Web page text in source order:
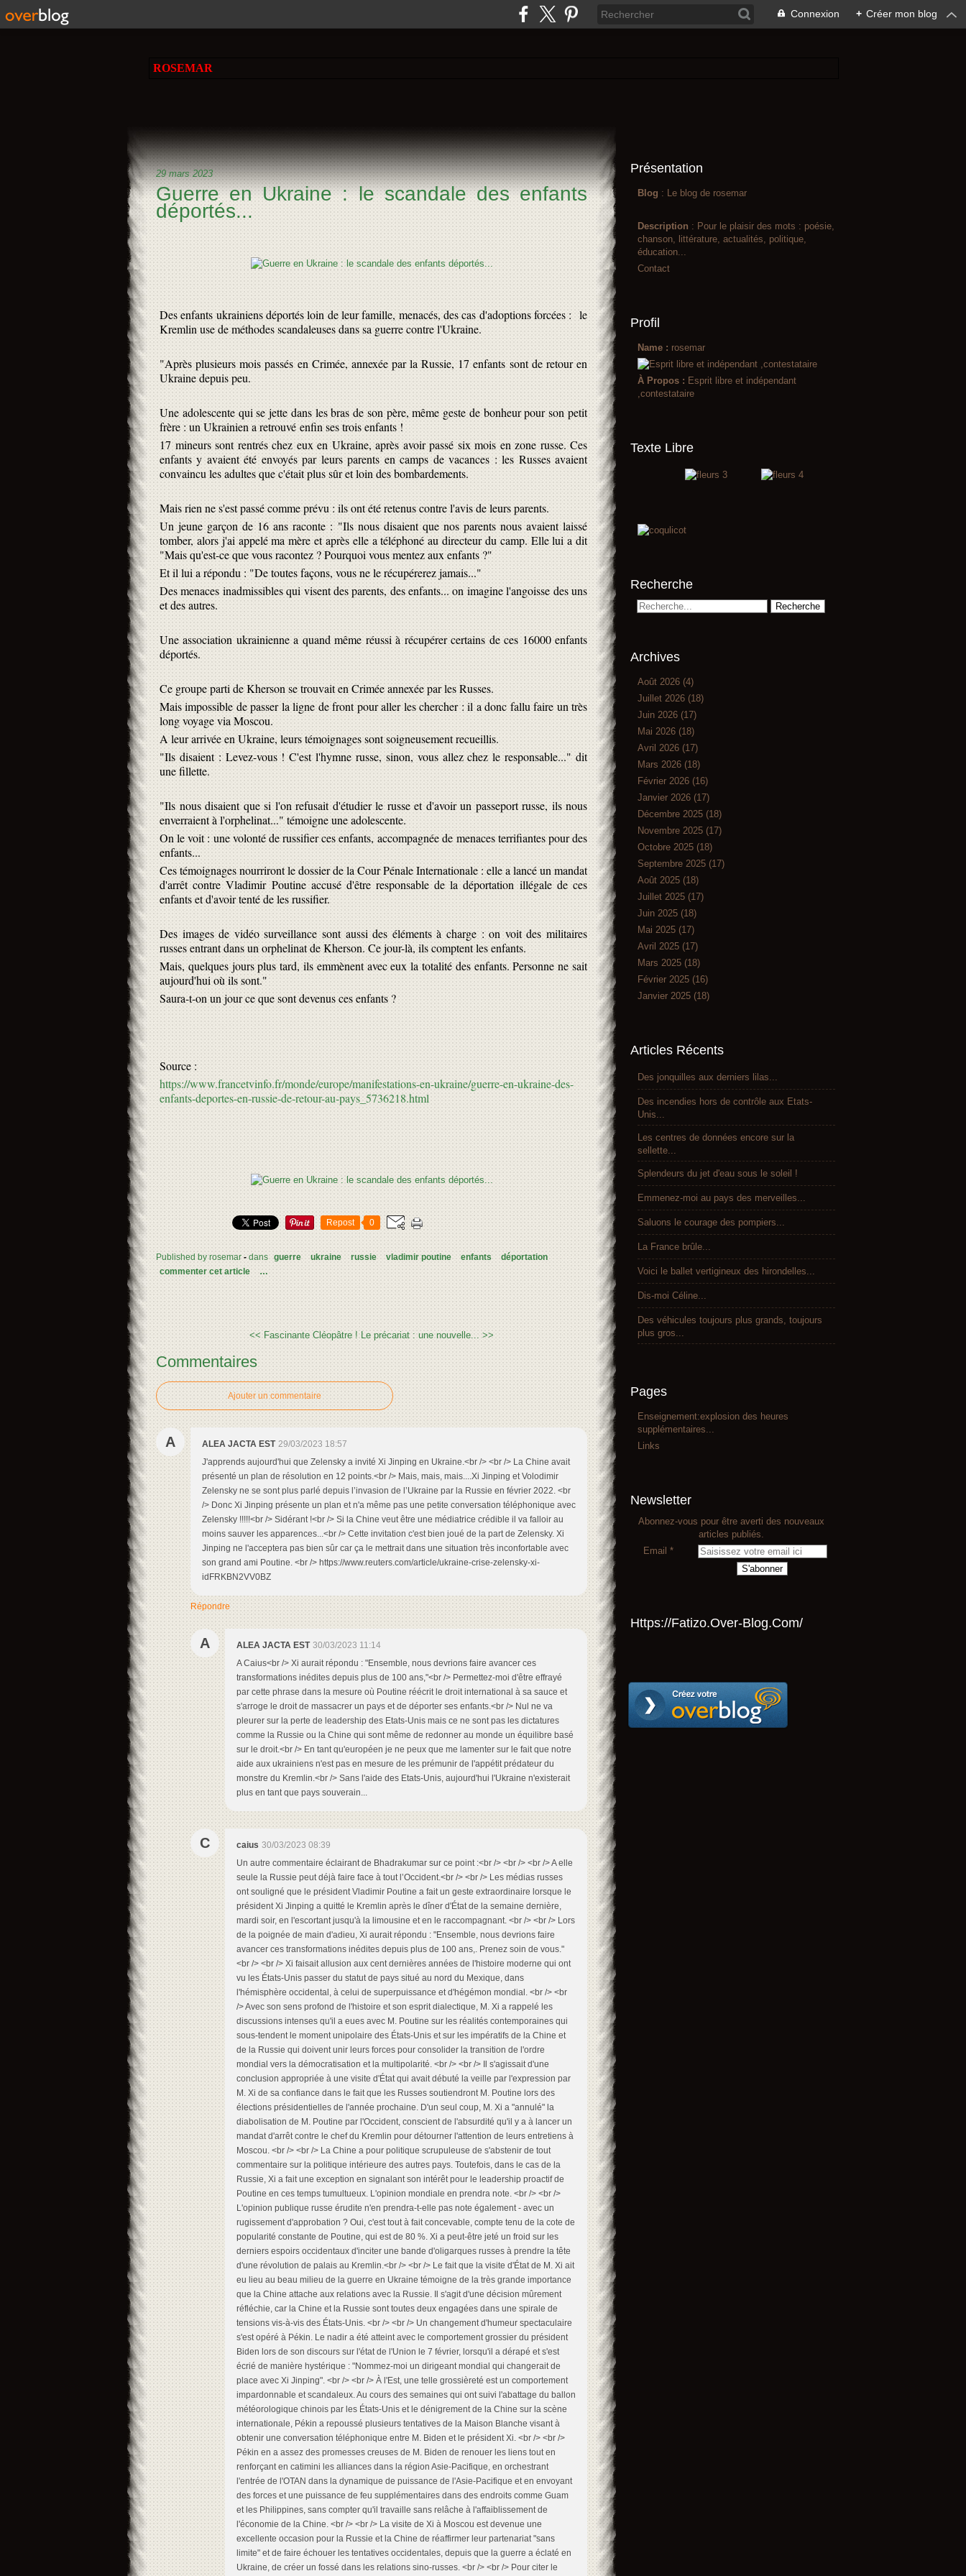
Connexion + Créer mon blog
ROSEMAR
29 mars 2023
Guerre en Ukraine : le scandale des enfants
déportés...
Des enfants ukrainiens déportés loin de leur famille, menacés, des cas d'adoptions forcées : le
Kremlin use de méthodes scandaleuses dans sa guerre contre l'Ukraine.
"Après plusieurs mois passés en Crimée, annexée par la Russie, 17 enfants sont de retour en
Ukraine depuis peu.
Une adolescente qui se jette dans les bras de son père, même geste de bonheur pour son petit
frère : un Ukrainien a retrouvé enfin ses trois enfants !
17 mineurs sont rentrés chez eux en Ukraine, après avoir passé six mois en zone russe. Ces
enfants y avaient été envoyés par leurs parents en camps de vacances : les Russes avaient
convaincu les adultes que c'était plus sûr et loin des bombardements.
Mais rien ne s'est passé comme prévu : ils ont été retenus contre l'avis de leurs parents.
Un jeune garçon de 16 ans raconte : "Ils nous disaient que nos parents nous avaient laissé
tomber, alors j'ai appelé ma mère et après elle a téléphoné au directeur du camp. Elle lui a dit
"Mais qu'est-ce que vous racontez ? Pourquoi vous mentez aux enfants ?"
Et il lui a répondu : "De toutes façons, vous ne le récupérerez jamais..."
Des menaces inadmissibles qui visent des parents, des enfants... on imagine l'angoisse des uns
et des autres.
Une association ukrainienne a quand même réussi à récupérer certains de ces 16000 enfants
déportés.
Ce groupe parti de Kherson se trouvait en Crimée annexée par les Russes.
Mais impossible de passer la ligne de front pour aller les chercher : il a donc fallu faire un très
long voyage via Moscou.
A leur arrivée en Ukraine, leurs témoignages sont soigneusement recueillis.
"Ils disaient : Levez-vous ! C'est l'hymne russe, sinon, vous allez chez le responsable..." dit
une fillette.
"Ils nous disaient que si l'on refusait d'étudier le russe et d'avoir un passeport russe, ils nous
enverraient à l'orphelinat..." témoigne une adolescente.
On le voit : une volonté de russifier ces enfants, accompagnée de menaces terrifiantes pour des
enfants...
Ces témoignages nourriront le dossier de la Cour Pénale Internationale : elle a lancé un mandat
d'arrêt contre Vladimir Poutine accusé d'être responsable de la déportation illégale de ces
enfants et d'avoir tenté de les russifier.
Des images de vidéo surveillance sont aussi des éléments à charge : on voit des militaires
russes entrant dans un orphelinat de Kherson. Ce jour-là, ils comptent les enfants.
Mais, quelques jours plus tard, ils emmènent avec eux la totalité des enfants. Personne ne sait
aujourd'hui où ils sont."
Saura-t-on un jour ce que sont devenus ces enfants ?
Source :
https://www.francetvinfo.fr/monde/europe/manifestations-en-ukraine/guerre-en-ukraine-des-
enfants-deportes-en-russie-de-retour-au-pays_5736218.html
Repost 0
Published by rosemar - dans guerre ukraine russie vladimir poutine enfants
déportation
commenter cet article
…
<< Fascinante Cléopâtre ! Le précariat : une nouvelle... >>
Commentaires
Ajouter un commentaire
A ALEA JACTA EST 29/03/2023 18:57
J'apprends aujourd'hui que Zelensky a invité Xi Jinping en Ukraine.<br /> <br /> La Chine avait
présenté un plan de résolution en 12 points.<br /> Mais, mais, mais....Xi Jinping et Volodimir
Zelensky ne se sont plus parlé depuis l’invasion de l’Ukraine par la Russie en février 2022. <br
/> Donc Xi Jinping présente un plan et n'a même pas une petite conversation téléphonique avec
Zelensky !!!!!<br /> Sidérant !<br /> Si la Chine veut être une médiatrice crédible il va falloir au
moins sauver les apparences...<br /> Cette invitation c'est bien joué de la part de Zelensky. Xi
Jinping ne l'acceptera pas bien sûr car ça le mettrait dans une situation très inconfortable avec
son grand ami Poutine. <br /> https://www.reuters.com/article/ukraine-crise-zelensky-xi-
idFRKBN2VV0BZ
Répondre
A ALEA JACTA EST 30/03/2023 11:14
A Caius<br /> Xi aurait répondu : "Ensemble, nous devrions faire avancer ces
transformations inédites depuis plus de 100 ans,"<br /> Permettez-moi d'être effrayé
par cette phrase dans la mesure où Poutine réécrit le droit international à sa sauce et
s'arroge le droit de massacrer un pays et de déporter ses enfants.<br /> Nul ne va
pleurer sur la perte de leadership des Etats-Unis mais ce ne sont pas les dictatures
comme la Russie ou la Chine qui sont même de redonner au monde un équilibre basé
sur le droit.<br /> En tant qu'européen je ne peux que me lamenter sur le fait que notre
aide aux ukrainiens n'est pas en mesure de les prémunir de l'appétit prédateur du
monstre du Kremlin.<br /> Sans l'aide des Etats-Unis, aujourd'hui l'Ukraine n'existerait
plus en tant que pays souverain...
C caius 30/03/2023 08:39
Un autre commentaire éclairant de Bhadrakumar sur ce point :<br /> <br /> <br /> A elle seule la Russie peut déjà faire face à tout l’Occident.<br /> <br /> Les médias russes ont souligné que le président Vladimir Poutine a fait un geste extraordinaire lorsque le président Xi Jinping a quitté le Kremlin après le dîner d'État de la semaine dernière, mardi soir, en l'escortant jusqu'à la limousine et en le raccompagnant. <br /> <br /> Lors de la poignée de main d'adieu, Xi aurait répondu : "Ensemble, nous devrions faire avancer ces transformations inédites depuis plus de 100 ans,. Prenez soin de vous." <br /> <br /> Xi faisait allusion aux cent dernières années de l'histoire moderne qui ont vu les États-Unis passer du statut de pays situé au nord du Mexique, dans l'hémisphère occidental, à celui de superpuissance et d'hégémon mondial. <br /> <br /> Avec son sens profond de l'histoire et son esprit dialectique, M. Xi a rappelé les discussions intenses qu'il a eues avec M. Poutine sur les réalités contemporaines qui sous-tendent le moment unipolaire des États-Unis et sur les impératifs de la Chine et de la Russie qui doivent unir leurs forces pour consolider la transition de l'ordre mondial vers la démocratisation et la multipolarité. <br /> <br /> Il s'agissait d'une conclusion appropriée à une visite d'État qui avait débuté la veille par l'expression par M. Xi de sa confiance dans le fait que les Russes soutiendront M. Poutine lors des élections présidentielles de l'année prochaine. D'un seul coup, M. Xi a "annulé" la diabolisation de M. Poutine par l'Occident, conscient de l'absurdité qu'il y a à lancer un mandat d'arrêt contre le chef du Kremlin pour détourner l'attention de leurs entretiens à Moscou. <br /> <br /> La Chine a pour politique scrupuleuse de s'abstenir de tout commentaire sur la politique intérieure des autres pays. Toutefois, dans le cas de la Russie, Xi a fait une exception en signalant son intérêt pour le leadership proactif de Poutine en ces temps tumultueux. L'opinion mondiale en prendra note. <br /> <br /> L'opinion publique russe érudite n'en prendra-t-elle pas note également - avec un rugissement d'approbation ? Oui, c'est tout à fait concevable, compte tenu de la cote de popularité constante de Poutine, qui est de 80 %. Xi a peut-être jeté un froid sur les derniers espoirs occidentaux d'inciter une bande d'oligarques russes à prendre la tête d'une révolution de palais au Kremlin.<br /> <br /> Le fait que la visite d'État de M. Xi ait eu lieu au beau milieu de la guerre en Ukraine témoigne de la très grande importance que la Chine attache aux relations avec la Russie. Il s'agit d'une décision mûrement réfléchie, car la Chine et la Russie sont toutes deux engagées dans une spirale de tensions vis-à-vis des États-Unis. <br /> <br /> Un changement d'humeur spectaculaire s'est opéré à Pékin. Le nadir a été atteint avec le comportement grossier du président Biden lors de son discours sur l'état de l'Union le 7 février, lorsqu'il a dérapé et s'est écrié de manière hystérique : "Nommez-moi un dirigeant mondial qui changerait de place avec Xi Jinping". <br /> <br /> À l'Est, une telle grossièreté est un comportement impardonnable et scandaleux. Au cours des semaines qui ont suivi l'abattage du ballon météorologique chinois par les États-Unis et le dénigrement de la Chine sur la scène internationale, Pékin a repoussé plusieurs tentatives de la Maison Blanche visant à obtenir une conversation téléphonique entre M. Biden et le président Xi. <br /> <br /> Pékin en a assez des promesses creuses de M. Biden de renouer les liens tout en renforçant en catimini les alliances dans la région Asie-Pacifique, en orchestrant l'entrée de l'OTAN dans la dynamique de puissance de l'Asie-Pacifique et en envoyant des forces et une puissance de feu supplémentaires dans des endroits comme Guam et les Philippines, sans compter qu'il travaille sans relâche à l'affaiblissement de l'économie de la Chine. <br /> <br /> La visite de Xi à Moscou est devenue une excellente occasion pour la Russie et la Chine de réaffirmer leur partenariat "sans limite" et de faire échouer les tentatives occidentales, depuis que la guerre a éclaté en Ukraine, de créer un fossé dans les relations sino-russes. <br /> <br /> Pour citer le professeur Graham Allison de l'université de Harvard, "dans toutes les dimensions - personnelle, économique, militaire et diplomatique - l'alliance non déclarée que Xi a construite avec le président russe Vladimir Poutine est devenue beaucoup plus importante que la plupart des alliances officielles des États-Unis aujourd'hui". <br /> <br /> Toutefois, alliance ou pas, il n'en reste pas moins que ce "nouveau modèle de relations entre grands pays, caractérisé par le respect mutuel, la coexistence pacifique et la coopération gagnant-gagnant" - pour citer Xi Jinping - est tout sauf un ordre hiérarchique.<br /> <br /> Les experts américains ont du mal à concevoir des relations d'égal à égal entre deux pays. Ni la Russie ni la Chine ne sont enclines à déclarer une alliance formelle parce que, pour dire les choses simplement, une alliance exige inévitablement d'assumer des obligations et de limiter la poursuite d'intérêts dans le respect d'un agenda collectif.<br /> <br /> Il apparaît donc que le calcul stratégique de Poutine en Ukraine sera façonné bien plus par les événements sur le champ de bataille que par toute contribution de la Chine. À peine Xi a-t-il quitté Moscou que Poutine, dans une interview accordée à la chaîne de télévision Russia 1 TV, remet les pendules à l'heure en affirmant que la (production de la) Russie surpasse les livraisons de munitions de l'Occident à Kiev. <br /> <br /> Il a déclaré : "Le niveau de production de la Russie et son complexe militaro-industriel se développent à un rythme très rapide, ce qui était inattendu pour beaucoup". Alors que plusieurs pays occidentaux fourniront des munitions à l'Ukraine, "le secteur de production russe produira à lui seul trois fois plus de munitions pour la même période", a ajouté M. Poutine. <br /> <br /> Il a répété que les livraisons d'armes de l'Occident à l'Ukraine ne préoccupent la Russie que parce qu'elles constituent "une tentative de prolonger le conflit" et qu'elles "ne mèneront qu'à une plus grande tragédie et rien de plus". <br /> <br /> Il ne s'agit toutefois pas de minimiser l'importance du partenariat pour les deux pays dans les domaines politique, diplomatique et économique. L'importance réside dans l'interdépendance croissante des deux pays dans de multiples directions, qui ne peut pas encore être quantifiée et qui continue d'"évoluer" (Xi).<br /> <br /> La guerre en Ukraine, paradoxalement, s'avère être un signal d'alarme - une guerre qui peut prévenir une guerre mondiale plutôt que d'en engendrer une. La Chine comprend que la Russie s'est attaquée seule à "l'Occident collectif" et qu'elle a montré qu'elle était plus qu'à la hauteur. <br /> <br /> Cette profonde évaluation de Pékin ne peut échapper à l'attention de l'Occident et aura également un impact sur la pensée occidentale à moyen et long terme - non seulement pour l'Eurasie, mais aussi pour l'Asie-Pacifique.<br /> <br /> Un article publié il y a quelques semaines dans le Global Times par Hu Xijin, l'ancien rédacteur en chef du quotidien du Comité central du Parti communiste chinois, mettait en lumière cette "vision d'ensemble". <br /> <br /> Hu écrit que la guerre en Ukraine "s'est transformée en une guerre d'usure entre la Russie et l'Occident... Alors que l'OTAN est censée être beaucoup plus forte que la Russie, la situation sur le terrain ne semble pas l'être, ce qui suscite l'inquiétude de l'Occident". <br /> <br /> Hu a tiré des conclusions étonnantes : "Les États-Unis et l'Occident ont eu beaucoup plus de mal que prévu à vaincre la Russie. Ils savent que la Chine n'a pas fourni d'aide militaire à la Russie, et la question qui les hante est la suivante : si la Russie seule est déjà si difficile à gérer, que se passerait-il si la Chine commençait réellement à fournir une aide militaire à la Russie, en utilisant ses capacités industrielles massives pour l'armée russe ? La situation sur le champ de bataille ukrainien changerait-elle fondamentalement ? En outre, la Russie peut déjà, à elle seule, affronter l'ensemble de l'Occident en Ukraine. S'ils forcent vraiment la Chine et la Russie à s'allier, quels changements y aura-t-il dans la situation militaire mondiale ? <br /> <br /> L'idée que l'alliance Russie-Chine est une alliance inégale n'est-elle pas un sophisme occidental intéressé ? Comme l'a souligné Hu, bien que la puissance globale de la Chine soit encore inférieure à celle des États-Unis, en combinaison avec la Russie, il y a un changement de paradigme dans l'équilibre et les États-Unis n'ont plus le pouvoir d'agir à leur guise. <br /> <br /> En d'autres termes, la Russie et la Chine partagent la même préoccupation : l'ordre mondial doit revenir à un système international centré sur les Nations unies et fondé sur le droit international. Il ne fait aucun doute que la stratégie des deux pays consiste à renverser l'"ordre fondé sur des règles" dominé par les États-Unis et à revenir à un ordre international centré sur l'ONU. <br /> <br /> L'article 5 est d'ailleurs l'âme même de la déclaration commune publiée à Moscou : "Les deux parties réaffirment leur engagement à défendre fermement le système international avec les Nations unies en son centre, l'ordre international fondé sur le droit international et les normes fondamentales régissant les relations internationales sur la base des objectifs et des principes de la Charte des Nations unies, et s'opposent à toutes les formes d'hégémonisme, d'unilatéralisme et de politique de puissance, à la mentalité de la guerre froide, à la confrontation entre les camps et à la création de cliques ciblant des pays spécifiques". <br /> <br /> Ne vous y trompez pas, il ne s'agit pas d'éliminer les États-Unis et de les remplacer par l
Présentation
Blog : Le blog de rosemar
Description : Pour le plaisir des mots : poésie,
chanson, littérature, actualités, politique,
éducation...
Contact
Profil
Name : rosemar
À Propos : Esprit libre et indépendant
,contestataire
Texte Libre
Recherche
Archives
Août 2026 (4)
Juillet 2026 (18)
Juin 2026 (17)
Mai 2026 (18)
Avril 2026 (17)
Mars 2026 (18)
Février 2026 (16)
Janvier 2026 (17)
Décembre 2025 (18)
Novembre 2025 (17)
Octobre 2025 (18)
Septembre 2025 (17)
Août 2025 (18)
Juillet 2025 (17)
Juin 2025 (18)
Mai 2025 (17)
Avril 2025 (17)
Mars 2025 (18)
Février 2025 (16)
Janvier 2025 (18)
Articles Récents
Des jonquilles aux derniers lilas...
Des incendies hors de contrôle aux Etats-
Unis...
Les centres de données encore sur la
sellette...
Splendeurs du jet d'eau sous le soleil !
Emmenez-moi au pays des merveilles...
Saluons le courage des pompiers...
La France brûle...
Voici le ballet vertigineux des hirondelles...
Dis-moi Céline...
Des véhicules toujours plus grands, toujours
plus gros...
Pages
Enseignement:explosion des heures
supplémentaires...
Links
Newsletter
Abonnez-vous pour être averti des nouveaux
articles publiés.
Email
Https://Fatizo.over-Blog.com/